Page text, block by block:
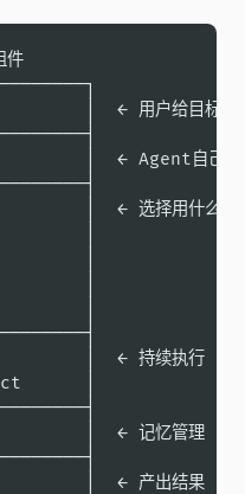
件
│  ← 用户给目标
│  ← Agent自己规
│  ← 选择用什么工
│
│
│
│
│  ← 持续执行
│
│  ← 记忆管理
│  ← 产出结果